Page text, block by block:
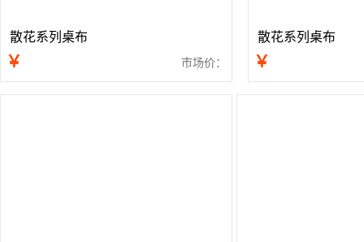
散花系列桌布
￥ 市场价：
散花系列桌布
￥